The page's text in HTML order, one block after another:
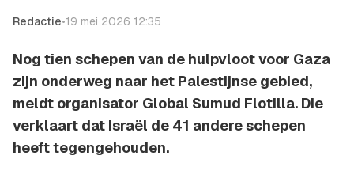
Redactie•19 mei 2026 12:35
Nog tien schepen van de hulpvloot voor Gaza
zijn onderweg naar het Palestijnse gebied,
meldt organisator Global Sumud Flotilla. Die
verklaart dat Israël de 41 andere schepen
heeft tegengehouden.